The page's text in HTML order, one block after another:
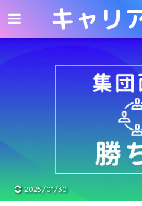
キャリアの神様
キャリ
2025/01/30